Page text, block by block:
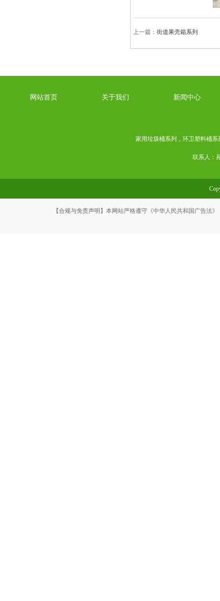
上一篇： 街道果壳箱系列
网站首页 关于我们 新闻中心
家用垃圾桶系列 ， 环卫塑料桶系
联系人：
【合规与免责声明】本网站严格遵守《中华人民共和国广告法